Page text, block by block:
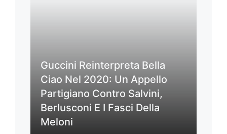
Guccini Reinterpreta Bella
Ciao Nel 2020: Un Appello
Partigiano Contro Salvini,
Berlusconi E I Fasci Della
Meloni